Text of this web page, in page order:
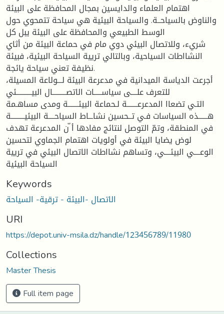
اهتمام العلماء والدايسين بمجال المحافظة على البيئة
والناوض بالسياحــة. والسياحة البيئية هي سياحة تتمحوي حول
الوسط الطبيعي والمحافظة على البيئة يبل كل
شريء، وللاتصال البيئي دوي مام في حماعة البيئة من أثاي
النشااطات السياحية، وبالتالي تريية السياحة البيئية، فبيئة
نظيفة تعني سياحة يائجة.
أجرعت الدياسة الميدانية في مدعرعة البيئة لـــولاعة المسيلة،
للتعرف علــــى سياســـــات الاتصـــــــــال البيــــــــــئي
التـي تضعاا المدعرعـــــــة لـحماعة البيئـــــــة ومدى مساهـمة
هــــــذه السياسات فـي تــحسين نشاـــاط السياحــــة البيئيـــــــــة
في المنطقة، وتمّ التوصل لنتائج مفادها أ ّن المدعرعة تهدف
لوض يضايا البيئة في أولويات اهتمام الجماوي لتحسين
الوعــــي البيئــــي، وتساهم نشااطات الاتصال البيئي في تريية
السياحة البيئية
Keywords
الاتصال -البيئة - ترقية- السياحة
URI
https://depot.univ-msila.dz/handle/123456789/11980
Collections
Master Thesis
Full item page